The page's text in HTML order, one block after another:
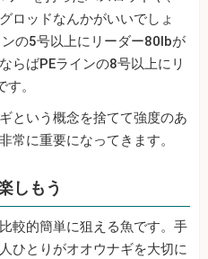
ロッドなんかがいいでしょ
の5号以上にリーダー80lbが
らばPEラインの8号以上にリ
。
という概念を捨てて強度のあ
常に重要になってきます。
しもう
較的簡単に狙える魚です。手
ひとりがオオウナギを大切に